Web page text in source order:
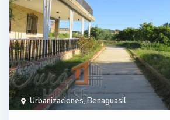
Urbanizaciones,Benaguasil